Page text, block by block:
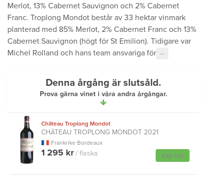
Merlot, 13% Cabernet Sauvignon och 2% Cabernet
Franc. Troplong Mondot består av 33 hektar vinmark
planterad med 85% Merlot, 2% Cabernet Franc och 13%
Cabernet Sauvignon (högt för St Emilion). Tidigare var
Michel Rolland och hans team ansvariga för
···
Denna årgång är slutsåld.
Prova gärna vinet i våra andra årgångar.
Château Troplong Mondot
CHÂTEAU TROPLONG MONDOT 2021
Frankrike Bordeaux
Köp här
1 295 kr/ flaska